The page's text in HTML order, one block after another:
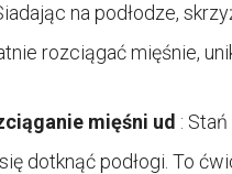
na podłodze,
rozciągać mięśnie,
mięśni ud :
dotknąć podłogi. To